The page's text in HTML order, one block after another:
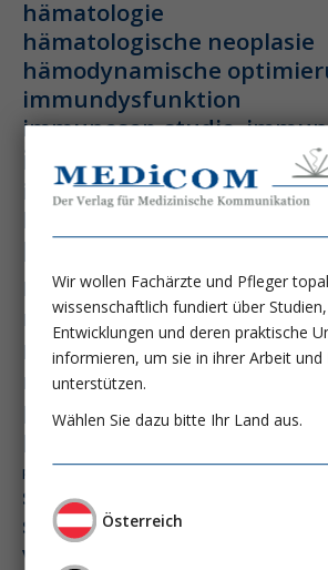
hämatologie
hämatologische neoplasie
hämodynamische
immundysfunktion
immunosep-studie
intensiv-news
intensivstation
kdigo-leitlinien
leberzirrhose
masld metabolische lebererkrankung
multiples myelom
nephro-news
niereninsuffizienz
peg-implantationstechniken
perioperative
pisces-studie
präzisionstherapie
schluckstörung
septischer schock
vasopressortherapie
Wir wollen Fachärzte und Pfleger
wissenschaftlich fundiert über
Entwicklungen und deren praktische
informieren, um sie in ihrer Arbeit und
unterstützen.
Wählen Sie dazu bitte Ihr Land aus.
Österreich